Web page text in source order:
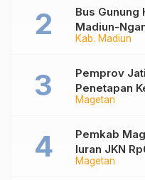
Kab. Madiun
Bus Gunung
Madiun-
Magetan
Pemprov
Penetapan
Magetan
Pemkab
Iuran JKN
Berlaku